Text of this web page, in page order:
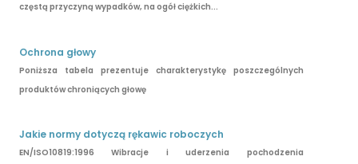
częstą przyczyną wypadków, na ogół ciężkich...
Ochrona głowy
Poniższa tabela prezentuje charakterystykę poszczególnych
produktów chroniących głowę
Jakie normy dotyczą rękawic roboczych
EN/ISO10819:1996 Wibracje i uderzenia pochodzenia